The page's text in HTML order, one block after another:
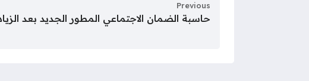
Previous
حاسبة الضمان الاجتماعي المطور الجديد بعد